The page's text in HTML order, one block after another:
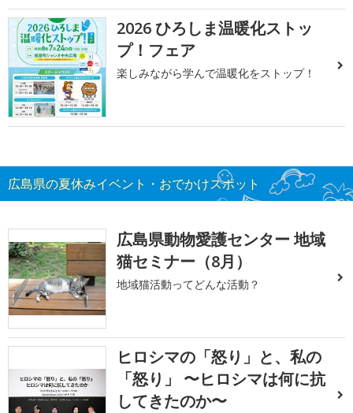
2026 ひろしま温暖化ストッ
プ！フェア
楽しみながら学んで温暖化をストップ！
広島県の夏休みイベント・おでかけスポット
広島県動物愛護センター 地域
猫セミナー（8月）
地域猫活動ってどんな活動？
ヒロシマの「怒り」と、私の
「怒り」 〜ヒロシマは何に抗
してきたのか〜